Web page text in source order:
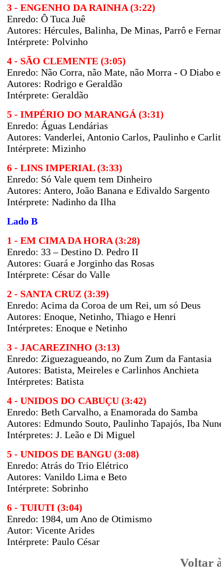
3 - ENGENHO DA RAINHA (3:22)
Enredo: Ô Tuca Juê
Autores: Hércules, Balinha, De Minas, Parrô e
Intérprete: Polvinho
4 - SÃO CLEMENTE (3:05)
Enredo: Não Corra, não Mate, não Morra - O Diabo
Autores: Rodrigo e Geraldão
Intérprete: Geraldão
5 - IMPÉRIO DO MARANGÁ (3:31)
Enredo: Águas Lendárias
Autores: Vanderlei, Antonio Carlos, Paulinho e
Intérprete: Mizinho
6 - LINS IMPERIAL (3:33)
Enredo: Só Vale quem tem Dinheiro
Autores: Antero, João Banana e Edivaldo Sargento
Intérprete: Nadinho da Ilha
Lado B
1 - EM CIMA DA HORA (3:28)
Enredo: 33 – Destino D. Pedro II
Autores: Guará e Jorginho das Rosas
Intérprete: César do Valle
2 - SANTA CRUZ (3:39)
Enredo: Acima da Coroa de um Rei, um só Deus
Autores: Enoque, Netinho, Thiago e Henri
Intérpretes: Enoque e Netinho
3 - JACAREZINHO (3:13)
Enredo: Ziguezagueando, no Zum Zum da Fantasia
Autores: Batista, Meireles e Carlinhos Anchieta
Intérpretes: Batista
4 - UNIDOS DO CABUÇU (3:42)
Enredo: Beth Carvalho, a Enamorada do Samba
Autores: Edmundo Souto, Paulinho Tapajós, Iba
Intérpretes: J. Leão e Di Miguel
5 - UNIDOS DE BANGU (3:08)
Enredo: Atrás do Trio Elétrico
Autores: Vanildo Lima e Beto
Intérprete: Sobrinho
6 - TUIUTI (3:04)
Enredo: 1984, um Ano de Otimismo
Autor: Vicente Arides
Intérprete: Paulo César
Voltar